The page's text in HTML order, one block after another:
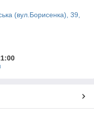
(вул.Борисенка), 39,